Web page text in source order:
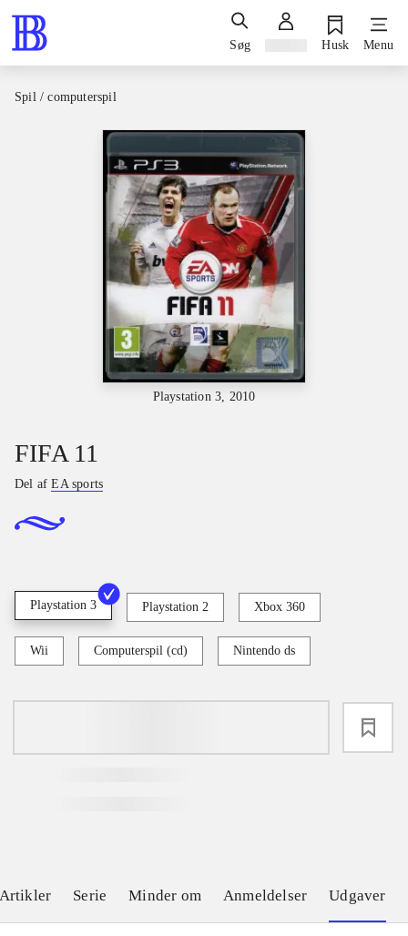
Søg Husk Menu
Spil / computerspil
Playstation 3, 2010
FIFA 11
Del afEA sports
Playstation 3 Playstation 2 Xbox 360
Wii Computerspil (cd) Nintendo ds
Serie Minder om Anmeldelser Udgaver